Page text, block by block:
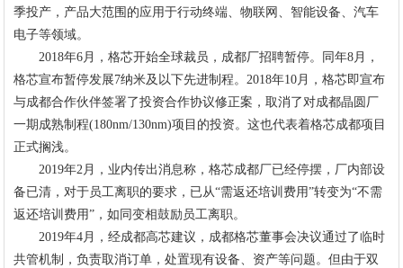
季投产，产品大范围的应用于行动终端、物联网、智能设备、汽车
电子等领域。
2018年6月，格芯开始全球裁员，成都厂招聘暂停。同年8月，
格芯宣布暂停发展7纳米及以下先进制程。2018年10月，格芯即宣布
与成都合作伙伴签署了投资合作协议修正案，取消了对成都晶圆厂
一期成熟制程(180nm/130nm)项目的投资。这也代表着格芯成都项目
正式搁浅。
2019年2月，业内传出消息称，格芯成都厂已经停摆，厂内部设
备已清，对于员工离职的要求，已从“需返还培训费用”转变为“不需
返还培训费用”，如同变相鼓励员工离职。
2019年4月，经成都高芯建议，成都格芯董事会决议通过了临时
共管机制，负责取消订单，处置现有设备、资产等问题。但由于双